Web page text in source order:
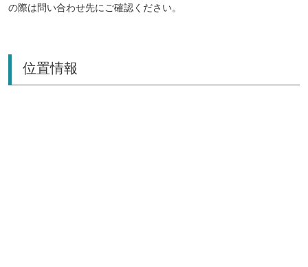
の際は問い合わせ先にご確認ください。
位置情報